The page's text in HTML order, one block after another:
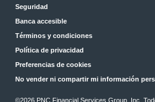
Seguridad
Banca accesible
Términos y condiciones
Política de privacidad
Preferencias de cookies
No vender ni compartir mi información
©2026 PNC Financial Services Group, Inc.